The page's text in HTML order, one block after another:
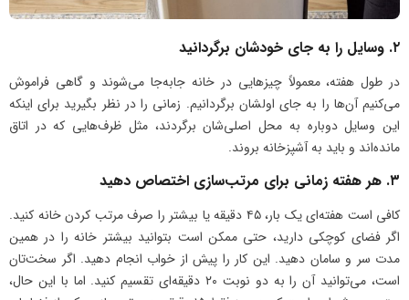
۲. وسایل را به جای خودشان برگردانید
در طول هفته، معمولاً چیزهایی در خانه جا‌به‌جا می‌شوند و گاهی فراموش
می‌کنیم آن‌ها را به جای اولشان برگردانیم. زمانی را در نظر بگیرید برای اینکه
این وسایل دوباره به محل اصلی‌شان برگردند، مثل ظرف‌هایی که در اتاق
مانده‌اند و باید به آشپزخانه بروند.
۳. هر هفته زمانی برای مرتب‌سازی اختصاص دهید
کافی است هفته‌ای یک بار، ۴۵ دقیقه یا بیشتر را صرف مرتب کردن خانه کنید.
اگر فضای کوچکی دارید، حتی ممکن است بتوانید بیشتر خانه را در همین
مدت سر و سامان دهید. این کار را پیش از خواب انجام دهید. اگر سخت‌تان
است، می‌توانید آن را به دو نوبت ۲۰ دقیقه‌ای تقسیم کنید. اما با این حال،